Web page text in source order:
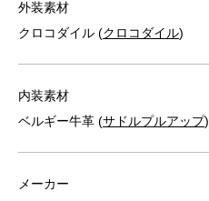
外装素材
クロコダイル (クロコダイル)
内装素材
ベルギー牛革 (サドルプルアップ)
メーカー